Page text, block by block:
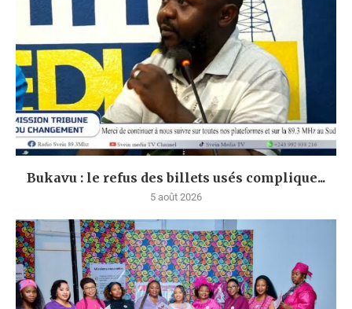
Bukavu : le refus des billets usés complique...
5 août 2026